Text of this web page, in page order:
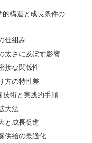
的構造と成長条件の
仕組み
太さに及ぼす影響
接な関係性
方の特性差
技術と実践的手順
大法
と成長促進
供給の最適化